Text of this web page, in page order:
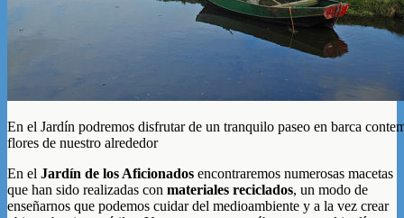
En el Jardín podremos disfrutar de un tranquilo paseo en barca
flores de nuestro alrededor
En el Jardín de los Aficionados encontraremos numerosas macetas
que han sido realizadas con materiales reciclados, un modo de
enseñarnos que podemos cuidar del medioambiente y a la vez crear